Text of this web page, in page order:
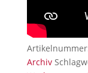
Archiv